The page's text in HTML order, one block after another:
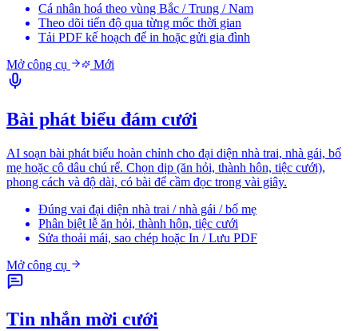
Cá nhân hoá theo vùng Bắc / Trung / Nam
Theo dõi tiến độ qua từng mốc thời gian
Tải PDF kế hoạch để in hoặc gửi gia đình
Mở công cụ
Mới
Bài phát biểu đám cưới
AI soạn bài phát biểu hoàn chỉnh cho đại diện nhà trai, nhà gái, bố
mẹ hoặc cô dâu chú rể. Chọn dịp (ăn hỏi, thành hôn, tiệc cưới),
phong cách và độ dài, có bài để cầm đọc trong vài giây.
Đúng vai đại diện nhà trai / nhà gái / bố mẹ
Phân biệt lễ ăn hỏi, thành hôn, tiệc cưới
Sửa thoải mái, sao chép hoặc In / Lưu PDF
Mở công cụ
Tin nhắn mời cưới